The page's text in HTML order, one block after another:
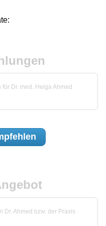
Dr. med. Helga Ahmed
Dr. Ahmed bzw. der Praxis